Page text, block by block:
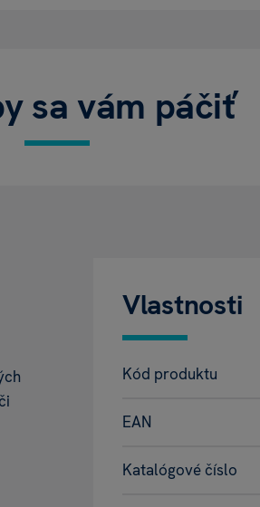
sa vám páčiť
Vlastnosti
Kód produktu
EAN
Katalógové číslo